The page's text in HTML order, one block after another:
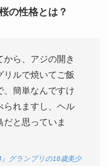
の性格とは？
から、アジの開き
リルで焼いてご飯
、簡単なんですけ
られますし、ヘル
だと思っていま
』グランプリの18歳美少